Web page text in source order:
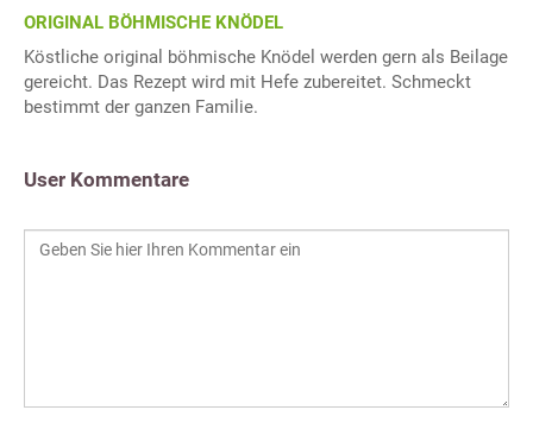
ORIGINAL BÖHMISCHE KNÖDEL
Köstliche original böhmische Knödel werden gern als Beilage
gereicht. Das Rezept wird mit Hefe zubereitet. Schmeckt
bestimmt der ganzen Familie.
User Kommentare